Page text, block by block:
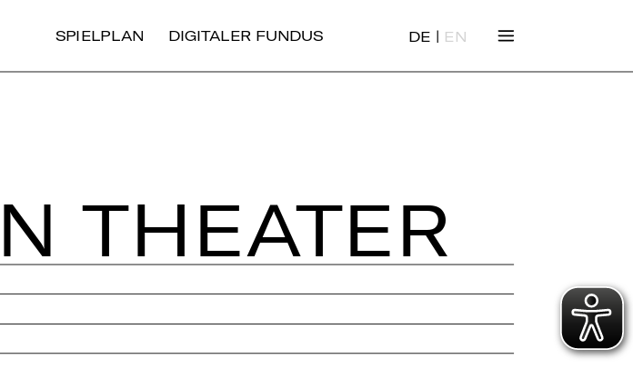
SPIELPLAN DIGITALER FUNDUS DE | EN
THEA­TER